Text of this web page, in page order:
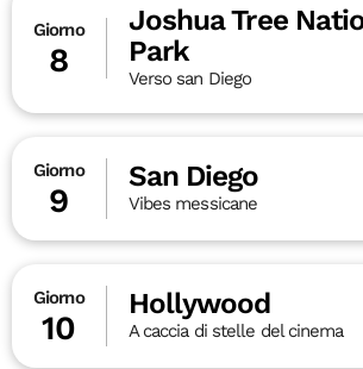
Giorno
8
Joshua Tree
Park
Verso san Diego
Giorno
9
San Diego
Vibes messicane
Giorno
10
Hollywood
A caccia di stelle del cinema